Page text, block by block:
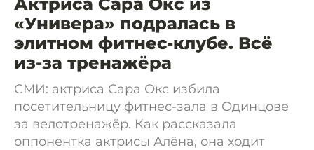
«Универа» подралась в
элитном фитнес-клубе. Всё
из-за тренажёра
СМИ: актриса Сара Окс избила
посетительницу фитнес-зала в Одинцове
за велотренажёр. Как рассказала
оппонентка актрисы Алёна, она ходит